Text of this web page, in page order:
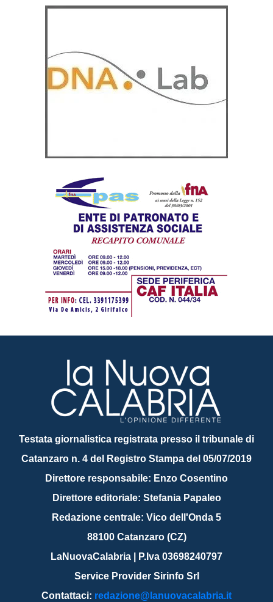
Testata giornalistica registrata presso il tribunale di
Catanzaro n. 4 del Registro Stampa del 05/07/2019
Direttore responsabile: Enzo Cosentino
Direttore editoriale: Stefania Papaleo
Redazione centrale: Vico dell'Onda 5
88100 Catanzaro (CZ)
LaNuovaCalabria | P.Iva 03698240797
Service Provider Sirinfo Srl
Contattaci: redazione@lanuovacalabria.it